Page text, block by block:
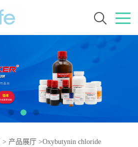
> 产品展厅 >Oxybutynin chloride